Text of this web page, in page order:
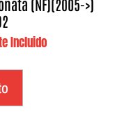
(NF)(2005->)
Incluido